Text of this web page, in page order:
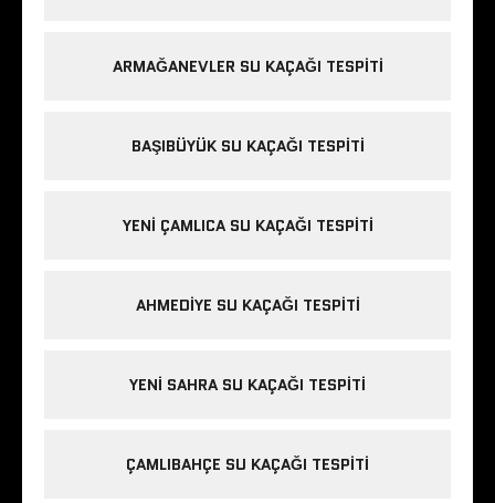
ARMAĞANEVLER SU KAÇAĞI TESPITI
BAŞIBÜYÜK SU KAÇAĞI TESPITI
YENI ÇAMLICA SU KAÇAĞI TESPITI
AHMEDIYE SU KAÇAĞI TESPITI
YENI SAHRA SU KAÇAĞI TESPITI
ÇAMLIBAHÇE SU KAÇAĞI TESPITI